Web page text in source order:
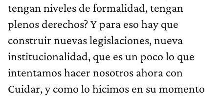
tengan niveles de formalidad, tengan
plenos derechos? Y para eso hay que
construir nuevas legislaciones, nueva
institucionalidad, que es un poco lo que
intentamos hacer nosotros ahora con
Cuidar, y como lo hicimos en su momento